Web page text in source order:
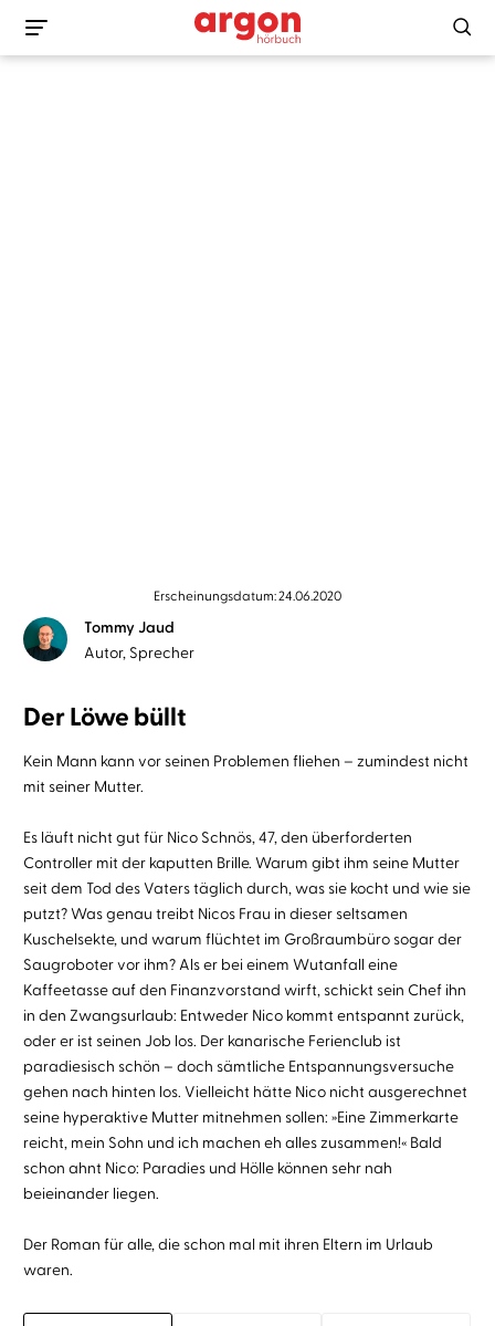
Erscheinungsdatum: 24.06.2020
Tommy Jaud
Autor, Sprecher
Der Löwe büllt
Kein Mann kann vor seinen Problemen fliehen – zumindest nicht
mit seiner Mutter.
Es läuft nicht gut für Nico Schnös, 47, den überforderten
Controller mit der kaputten Brille. Warum gibt ihm seine Mutter
seit dem Tod des Vaters täglich durch, was sie kocht und wie sie
putzt? Was genau treibt Nicos Frau in dieser seltsamen
Kuschelsekte, und warum flüchtet im Großraumbüro sogar der
Saugroboter vor ihm? Als er bei einem Wutanfall eine
Kaffeetasse auf den Finanzvorstand wirft, schickt sein Chef ihn
in den Zwangsurlaub: Entweder Nico kommt entspannt zurück,
oder er ist seinen Job los. Der kanarische Ferienclub ist
paradiesisch schön – doch sämtliche Entspannungsversuche
gehen nach hinten los. Vielleicht hätte Nico nicht ausgerechnet
seine hyperaktive Mutter mitnehmen sollen: »Eine Zimmerkarte
reicht, mein Sohn und ich machen eh alles zusammen!« Bald
schon ahnt Nico: Paradies und Hölle können sehr nah
beieinander liegen.
Der Roman für alle, die schon mal mit ihren Eltern im Urlaub
waren.